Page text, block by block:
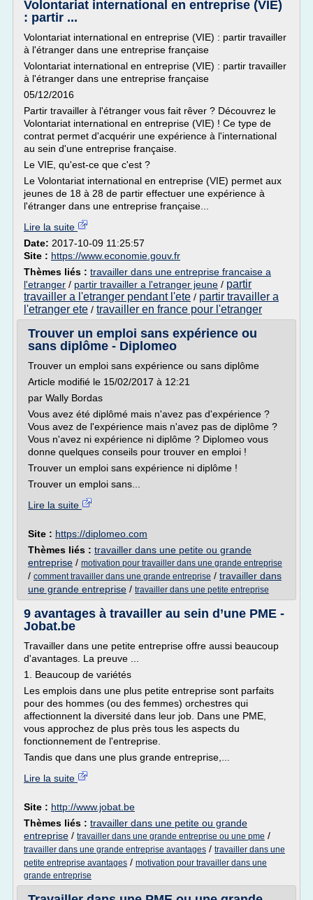
Volontariat international en entreprise (VIE)
: partir ...
Volontariat international en entreprise (VIE) : partir travailler
à l'étranger dans une entreprise française
Volontariat international en entreprise (VIE) : partir travailler
à l'étranger dans une entreprise française
05/12/2016
Partir travailler à l'étranger vous fait rêver ? Découvrez le
Volontariat international en entreprise (VIE) ! Ce type de
contrat permet d'acquérir une expérience à l'international
au sein d'une entreprise française.
Le VIE, qu'est-ce que c'est ?
Le Volontariat international en entreprise (VIE) permet aux
jeunes de 18 à 28 de partir effectuer une expérience à
l'étranger dans une entreprise française...
Lire la suite
Date: 2017-10-09 11:25:57
Site : https://www.economie.gouv.fr
Thèmes liés : travailler dans une entreprise francaise a
l'etranger / partir travailler a l'etranger jeune / partir
travailler a l'etranger pendant l'ete / partir travailler a
l'etranger ete / travailler en france pour l'etranger
Trouver un emploi sans expérience ou
sans diplôme - Diplomeo
Trouver un emploi sans expérience ou sans diplôme
Article modifié le 15/02/2017 à 12:21
par Wally Bordas
Vous avez été diplômé mais n'avez pas d'expérience ?
Vous avez de l'expérience mais n'avez pas de diplôme ?
Vous n'avez ni expérience ni diplôme ? Diplomeo vous
donne quelques conseils pour trouver en emploi !
Trouver un emploi sans expérience ni diplôme !
Trouver un emploi sans...
Lire la suite
Site : https://diplomeo.com
Thèmes liés : travailler dans une petite ou grande
entreprise / motivation pour travailler dans une grande entreprise
/ comment travailler dans une grande entreprise / travailler dans
une grande entreprise / travailler dans une petite entreprise
9 avantages à travailler au sein d’une PME -
Jobat.be
Travailler dans une petite entreprise offre aussi beaucoup
d'avantages. La preuve ...
1. Beaucoup de variétés
Les emplois dans une plus petite entreprise sont parfaits
pour des hommes (ou des femmes) orchestres qui
affectionnent la diversité dans leur job. Dans une PME,
vous approchez de plus près tous les aspects du
fonctionnement de l'entreprise.
Tandis que dans une plus grande entreprise,...
Lire la suite
Site : http://www.jobat.be
Thèmes liés : travailler dans une petite ou grande
entreprise / travailler dans une grande entreprise ou une pme /
travailler dans une grande entreprise avantages / travailler dans une
petite entreprise avantages / motivation pour travailler dans une
grande entreprise